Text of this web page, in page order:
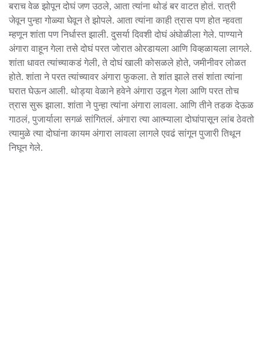
बराच वेळ झोपून दोघं जण उठले, आता त्यांना थोडं बर वाटत होतं. रात्री
जेवून पुन्हा गोळ्या घेवून ते झोपले. आता त्यांना काही त्रास पण होत न्हवता
म्हणून शांता पण निर्धास्त झाली. दुसर्या दिवशी दोघं अंघोळीला गेले. पाण्याने
अंगारा वाहून गेला तसे दोघं परत जोरात ओरडायला आणि विव्हळायला लागले.
शांता धावत त्यांच्याकडं गेली, ते दोघं खाली कोसळले होते, जमीनीवर लोळत
होते. शांता ने परत त्यांच्यावर अंगारा फुकला. ते शांत झाले तसं शांता त्यांना
घरात घेऊन आली. थोड्या वेळाने हवेने अंगारा उडून गेला आणि परत तोच
त्रास सुरू झाला. शांता ने पुन्हा त्यांना अंगारा लावला. आणि तीने तडक देऊळ
गाठलं, पुजार्याला सगळं सांगितलं. अंगारा त्या आत्म्याला दोघांपासून लांब ठेवतो
त्यामुळे त्या दोघांना कायम अंगारा लावला लागले एवढं सांगून पुजारी तिथून
निघून गेले.